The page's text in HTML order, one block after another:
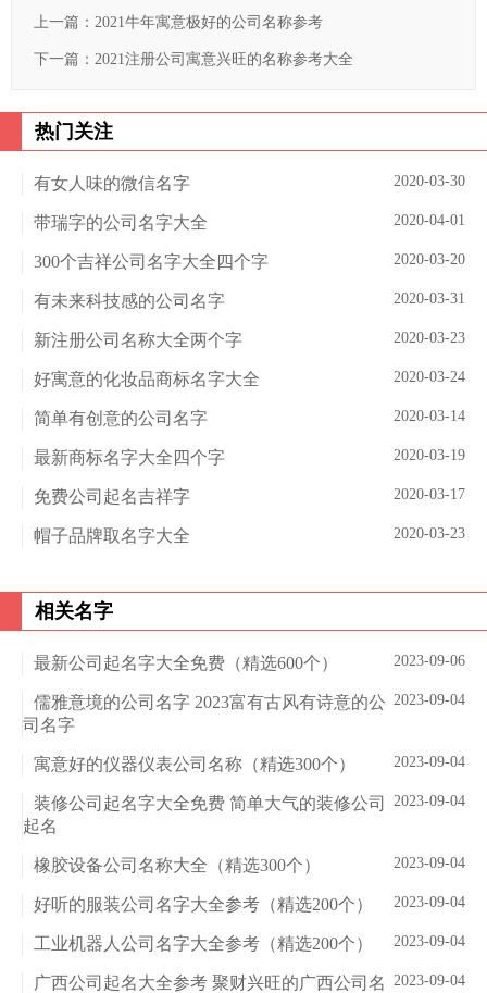
上一篇： 2021牛年寓意极好的公司名称参考
下一篇： 2021注册公司寓意兴旺的名称参考大全
热门关注
2020-03-30
有女人味的微信名字
2020-04-01
带瑞字的公司名字大全
2020-03-20
300个吉祥公司名字大全四个字
2020-03-31
有未来科技感的公司名字
2020-03-23
新注册公司名称大全两个字
2020-03-24
好寓意的化妆品商标名字大全
2020-03-14
简单有创意的公司名字
2020-03-19
最新商标名字大全四个字
2020-03-17
免费公司起名吉祥字
2020-03-23
帽子品牌取名字大全
相关名字
2023-09-06
最新公司起名字大全免费（精选600个）
2023-09-04
儒雅意境的公司名字 2023富有古风有诗意的公
司名字
2023-09-04
寓意好的仪器仪表公司名称（精选300个）
2023-09-04
装修公司起名字大全免费 简单大气的装修公司
起名
2023-09-04
橡胶设备公司名称大全（精选300个）
2023-09-04
好听的服装公司名字大全参考（精选200个）
2023-09-04
工业机器人公司名字大全参考（精选200个）
2023-09-04
广西公司起名大全参考 聚财兴旺的广西公司名